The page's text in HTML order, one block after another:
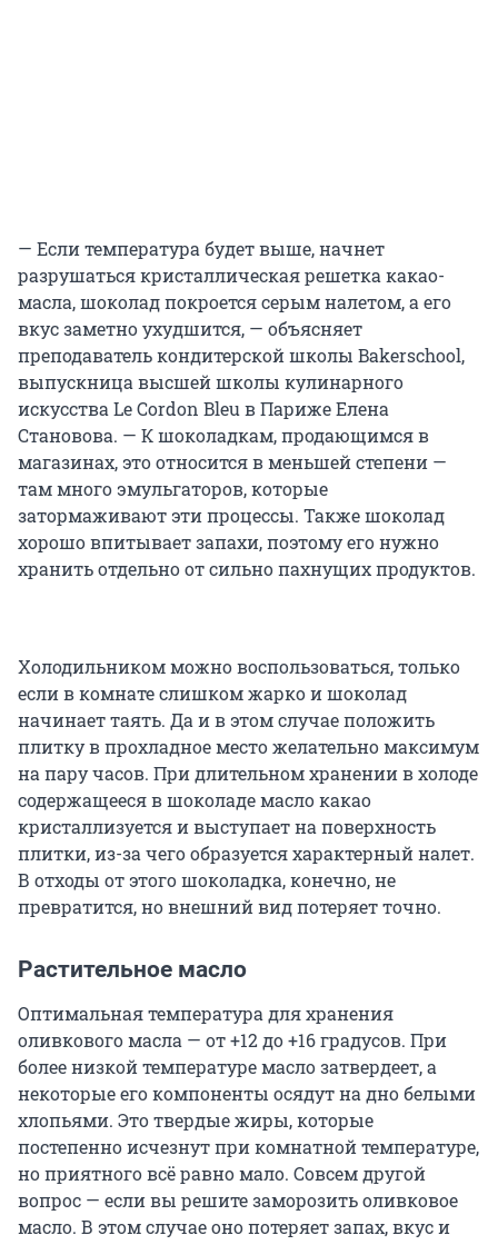
— Если температура будет выше, начнет
разрушаться кристаллическая решетка какао-
масла, шоколад покроется серым налетом, а его
вкус заметно ухудшится, — объясняет
преподаватель кондитерской школы Bakerschool,
выпускница высшей школы кулинарного
искусства Le Cordon Bleu в Париже Елена
Становова. — К шоколадкам, продающимся в
магазинах, это относится в меньшей степени —
там много эмульгаторов, которые
затормаживают эти процессы. Также шоколад
хорошо впитывает запахи, поэтому его нужно
хранить отдельно от сильно пахнущих продуктов.
Холодильником можно воспользоваться, только
если в комнате слишком жарко и шоколад
начинает таять. Да и в этом случае положить
плитку в прохладное место желательно максимум
на пару часов. При длительном хранении в холоде
содержащееся в шоколаде масло какао
кристаллизуется и выступает на поверхность
плитки, из-за чего образуется характерный налет.
В отходы от этого шоколадка, конечно, не
превратится, но внешний вид потеряет точно.
Растительное масло
Оптимальная температура для хранения
оливкового масла — от +12 до +16 градусов. При
более низкой температуре масло затвердеет, а
некоторые его компоненты осядут на дно белыми
хлопьями. Это твердые жиры, которые
постепенно исчезнут при комнатной температуре,
но приятного всё равно мало. Совсем другой
вопрос — если вы решите заморозить оливковое
масло. В этом случае оно потеряет запах, вкус и